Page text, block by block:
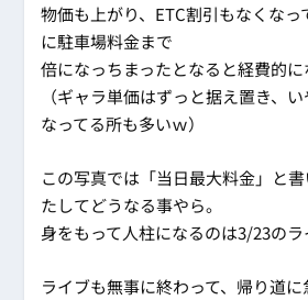
物価も上がり、ETC割引もなくなっ
に駐車場料金まで
倍になっちまったとなると経費的に
（ギャラ単価はずっと据え置き、
なってる所も多いｗ）
この写真では「当日最大料金」と
たしてどうなる事やら。
身をもって人柱になるのは3/23のラ
ライブも無事に終わって、帰り道